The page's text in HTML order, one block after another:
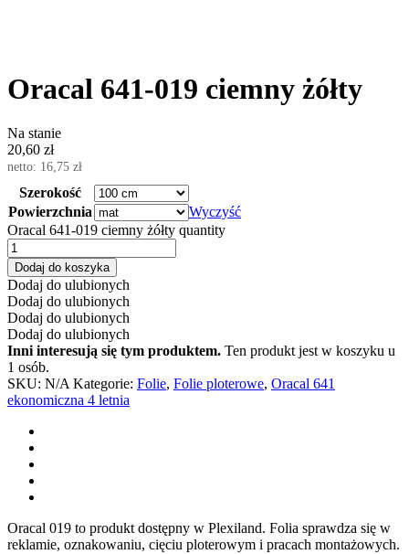
Oracal 641-019 ciemny żółty
Na stanie
20,60 zł
netto: 16,75 zł
Szerokość
Powierzchnia
Wyczyść
Oracal 641-019 ciemny żółty quantity
Dodaj do koszyka
Dodaj do ulubionych
Dodaj do ulubionych
Dodaj do ulubionych
Dodaj do ulubionych
Inni interesują się tym produktem. Ten produkt jest w koszyku u
1 osób.
SKU: N/A Kategorie: Folie, Folie ploterowe, Oracal 641
ekonomiczna 4 letnia
Oracal 019 to produkt dostępny w Plexiland. Folia sprawdza się w
reklamie, oznakowaniu, cięciu ploterowym i pracach montażowych.